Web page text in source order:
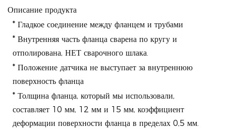
Описание продукта
* Гладкое соединение между фланцем и трубами
* Внутренняя часть фланца сварена по кругу и
отполирована, НЕТ сварочного шлака.
* Положение датчика не выступает за внутреннюю
поверхность фланца
* Толщина фланца, который мы использовали,
составляет 10 мм, 12 мм и 15 мм, коэффициент
деформации поверхности фланца в пределах 0,5 мм.